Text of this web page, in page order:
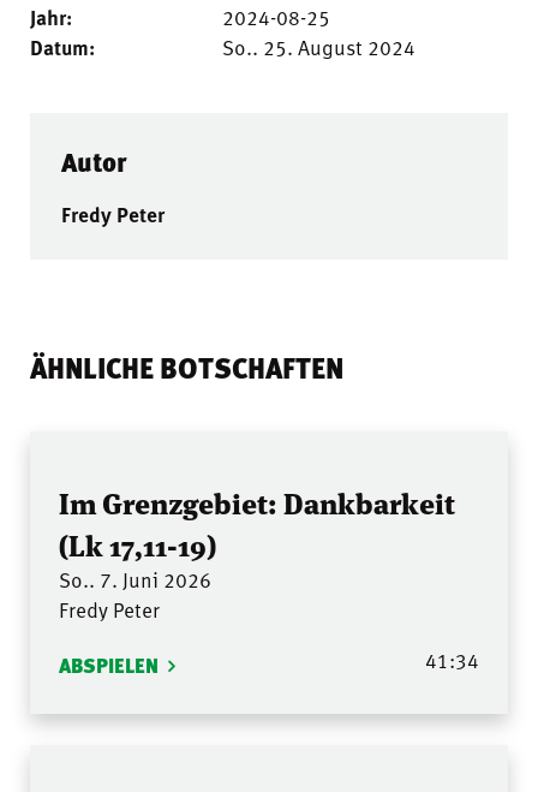
Jahr:
2024-08-25
Datum:
So.. 25. August 2024
Autor
Fredy Peter
ÄHNLICHE BOTSCHAFTEN
Im Grenzgebiet: Dankbarkeit
(Lk 17,11-19)
So.. 7. Juni 2026
Fredy Peter
ABSPIELEN 41:34